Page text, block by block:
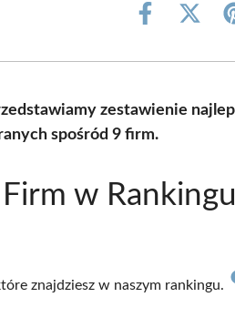
Share
Share
zestawienie
spośród 9 firm.
w
znajdziesz w naszym rankingu.